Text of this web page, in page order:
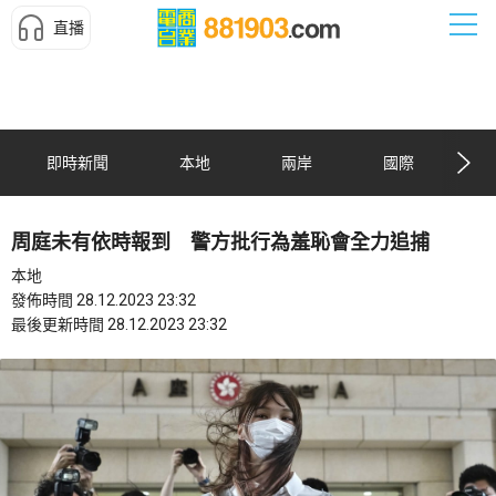
直播
即時新聞 本地 兩岸 國際
周庭未有依時報到 警方批行為羞恥會全力追捕
本地
發佈時間 28.12.2023 23:32
最後更新時間 28.12.2023 23:32